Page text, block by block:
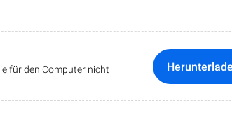
für den Computer nicht